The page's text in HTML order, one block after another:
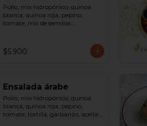
Pollo, mix hidropónico, quinoa
blanca, quinoa roja, pepino,
tomate, mix de semillas
salsa de soya, ketchup, azúcar
dressing spring mostaza (salsa de
$5.900
Ensalada árabe
Pollo, mix hidropónico, quinoa
blanca, quinoa roja, pepino,
tomate, tortilla, garbanzo, aceite